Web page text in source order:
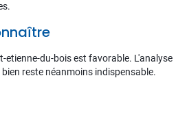
etienne-du-bois est favorable. L'analyse
reste néanmoins indispensable.